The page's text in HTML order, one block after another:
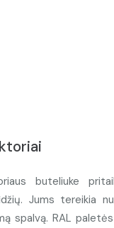
buteliuke
Jums tereikia
spalvą. RAL